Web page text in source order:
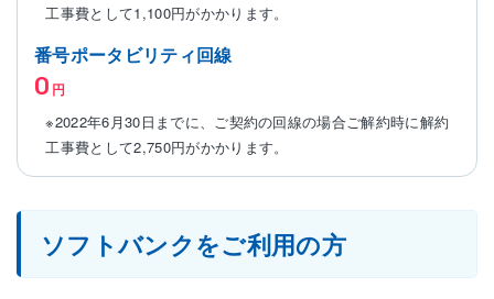
工事費として1,100円がかかります。
番号ポータビリティ回線
0 円
※2022年6月30日までに、ご契約の回線の場合ご解約時に解約
工事費として2,750円がかかります。
ソフトバンクをご利用の方